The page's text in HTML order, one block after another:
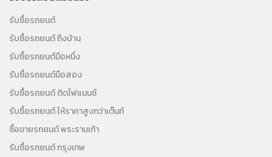
รับซื้อรถยนต์
รับซื้อรถยนต์ ถึงบ้าน
รับซื้อรถยนต์มือหนึ่ง
รับซื้อรถยนต์มือสอง
รับซื้อรถยนต์ ติดไฟแนนซ์
รับซื้อรถยนต์ ให้ราคาสูงกว่าเต๊นท์
ซื้อขายรถยนต์ พระรามเก้า
รับซื้อรถยนต์ กรุงเทพ